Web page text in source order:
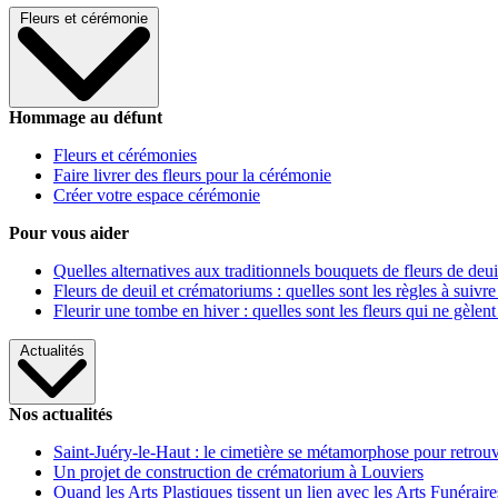
Fleurs et cérémonie
Hommage au défunt
Fleurs et cérémonies
Faire livrer des fleurs pour la cérémonie
Créer votre espace cérémonie
Pour vous aider
Quelles alternatives aux traditionnels bouquets de fleurs de
Fleurs de deuil et crématoriums : quelles sont les règles à
Fleurir une tombe en hiver : quelles sont les fleurs qui ne gèlent
Actualités
Nos actualités
Saint-Juéry-le-Haut : le cimetière se métamorphose pour
Un projet de construction de crématorium à Louviers
Quand les Arts Plastiques tissent un lien avec les Arts